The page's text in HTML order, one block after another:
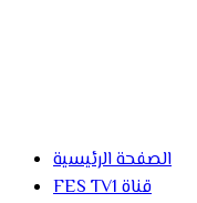
الصفحة الرئيسية
FES TV1 قناة